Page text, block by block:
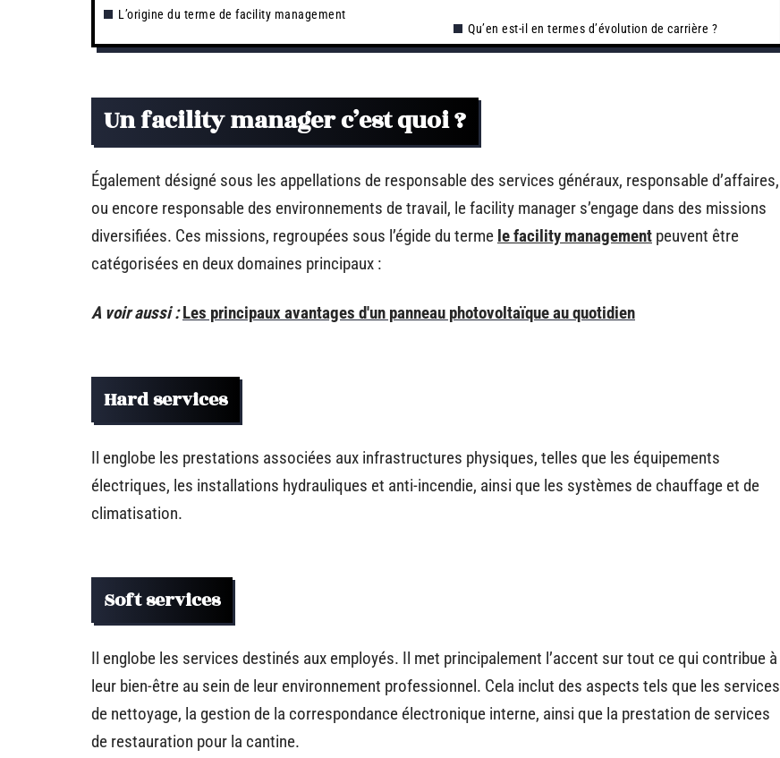
L’origine du terme de facility management
Qu’en est-il en termes d’évolution de carrière ?
Un facility manager c’est quoi ?
Également désigné sous les appellations de responsable des services généraux, responsable d’affaires,
ou encore responsable des environnements de travail, le facility manager s’engage dans des missions
diversifiées. Ces missions, regroupées sous l’égide du terme le facility management peuvent être
catégorisées en deux domaines principaux :
A voir aussi : Les principaux avantages d'un panneau photovoltaïque au quotidien
Hard services
Il englobe les prestations associées aux infrastructures physiques, telles que les équipements
électriques, les installations hydrauliques et anti-incendie, ainsi que les systèmes de chauffage et de
climatisation.
Soft services
Il englobe les services destinés aux employés. Il met principalement l’accent sur tout ce qui contribue à
leur bien-être au sein de leur environnement professionnel. Cela inclut des aspects tels que les services
de nettoyage, la gestion de la correspondance électronique interne, ainsi que la prestation de services
de restauration pour la cantine.